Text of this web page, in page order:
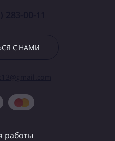
С НАМИ
работы